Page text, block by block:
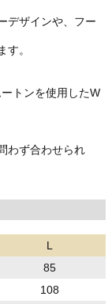
デザインや、フー
。
トンを使用したW
わず合わせられ
L
85
108